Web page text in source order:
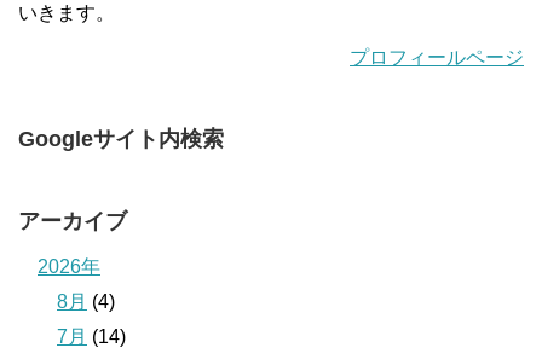
いきます。
プロフィールページ
Googleサイト内検索
アーカイブ
2026年
8月 (4)
7月 (14)